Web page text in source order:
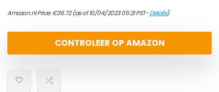
Amazon.nl Price:€36.72(as of 10/04/2023 05:21 PST-Details)
CONTROLEER OP AMAZON